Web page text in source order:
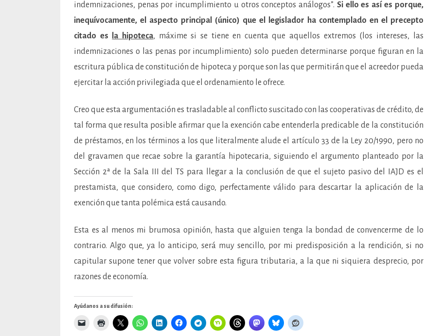
indemnizaciones, penas por incumplimiento u otros conceptos análogos”. Si ello es así es porque,
inequívocamente, el aspecto principal (único) que el legislador ha contemplado en el precepto
citado es
la hipoteca, máxime si se tiene en cuenta que aquellos extremos (los intereses, las
indemnizaciones o las penas por incumplimiento) solo pueden determinarse porque figuran en la
escritura pública de constitución de hipoteca y porque son las que permitirán que el acreedor pueda
ejercitar la acción privilegiada que el ordenamiento le ofrece.
Creo que esta argumentación es trasladable al conflicto suscitado con las cooperativas de crédito, de
tal forma que resulta posible afirmar que la exención cabe entenderla predicable de la constitución
de préstamos, en los términos a los que literalmente alude el artículo 33 de la Ley 20/1990, pero no
del gravamen que recae sobre la garantía hipotecaria, siguiendo el argumento planteado por la
Sección 2ª de la Sala III del TS para llegar a la conclusión de que el sujeto pasivo del IAJD es el
prestamista, que considero, como digo, perfectamente válido para descartar la aplicación de la
exención que tanta polémica está causando.
Esta es al menos mi brumosa opinión, hasta que alguien tenga la bondad de convencerme de lo
contrario. Algo que, ya lo anticipo, será muy sencillo, por mi predisposición a la rendición, si no
capitular supone tener que volver sobre esta figura tributaria, a la que ni siquiera desprecio, por
razones de economía.
Ayúdanos a su difusión: